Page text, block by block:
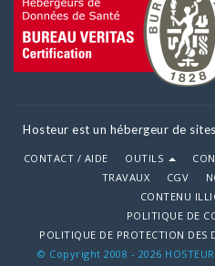
Hosteur est un hébergeur de
CONTACT / AIDE OUTILS
TRAVAUX
CGV
CONTENU
POLITIQUE DE
POLITIQUE DE PROTECTION DES
© Copyright 2008 - 2026